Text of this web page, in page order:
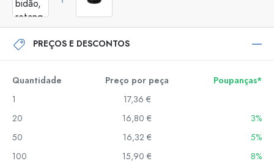
PREÇOS E DESCONTOS
Quantidade Preço por peça
Poupanças*
1
17,36 €
20
16,80 €
3%
50
16,32 €
5%
100
15,90 €
8%